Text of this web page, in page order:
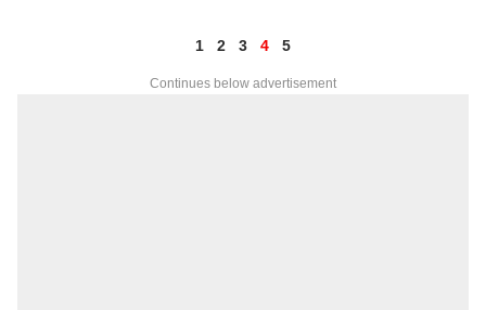
1 2 3 4 5
Continues below advertisement